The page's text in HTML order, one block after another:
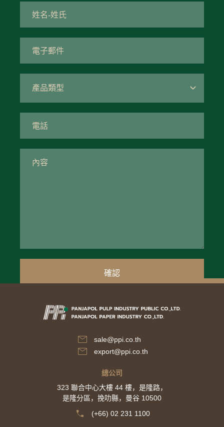
產品類型
確認
sale@ppi.co.th
export@ppi.co.th​
總公司
323 聯合中心大樓 44 樓，是隆路，
是隆分區，挽叻縣，曼谷 10500
(+66) 02 231 1100